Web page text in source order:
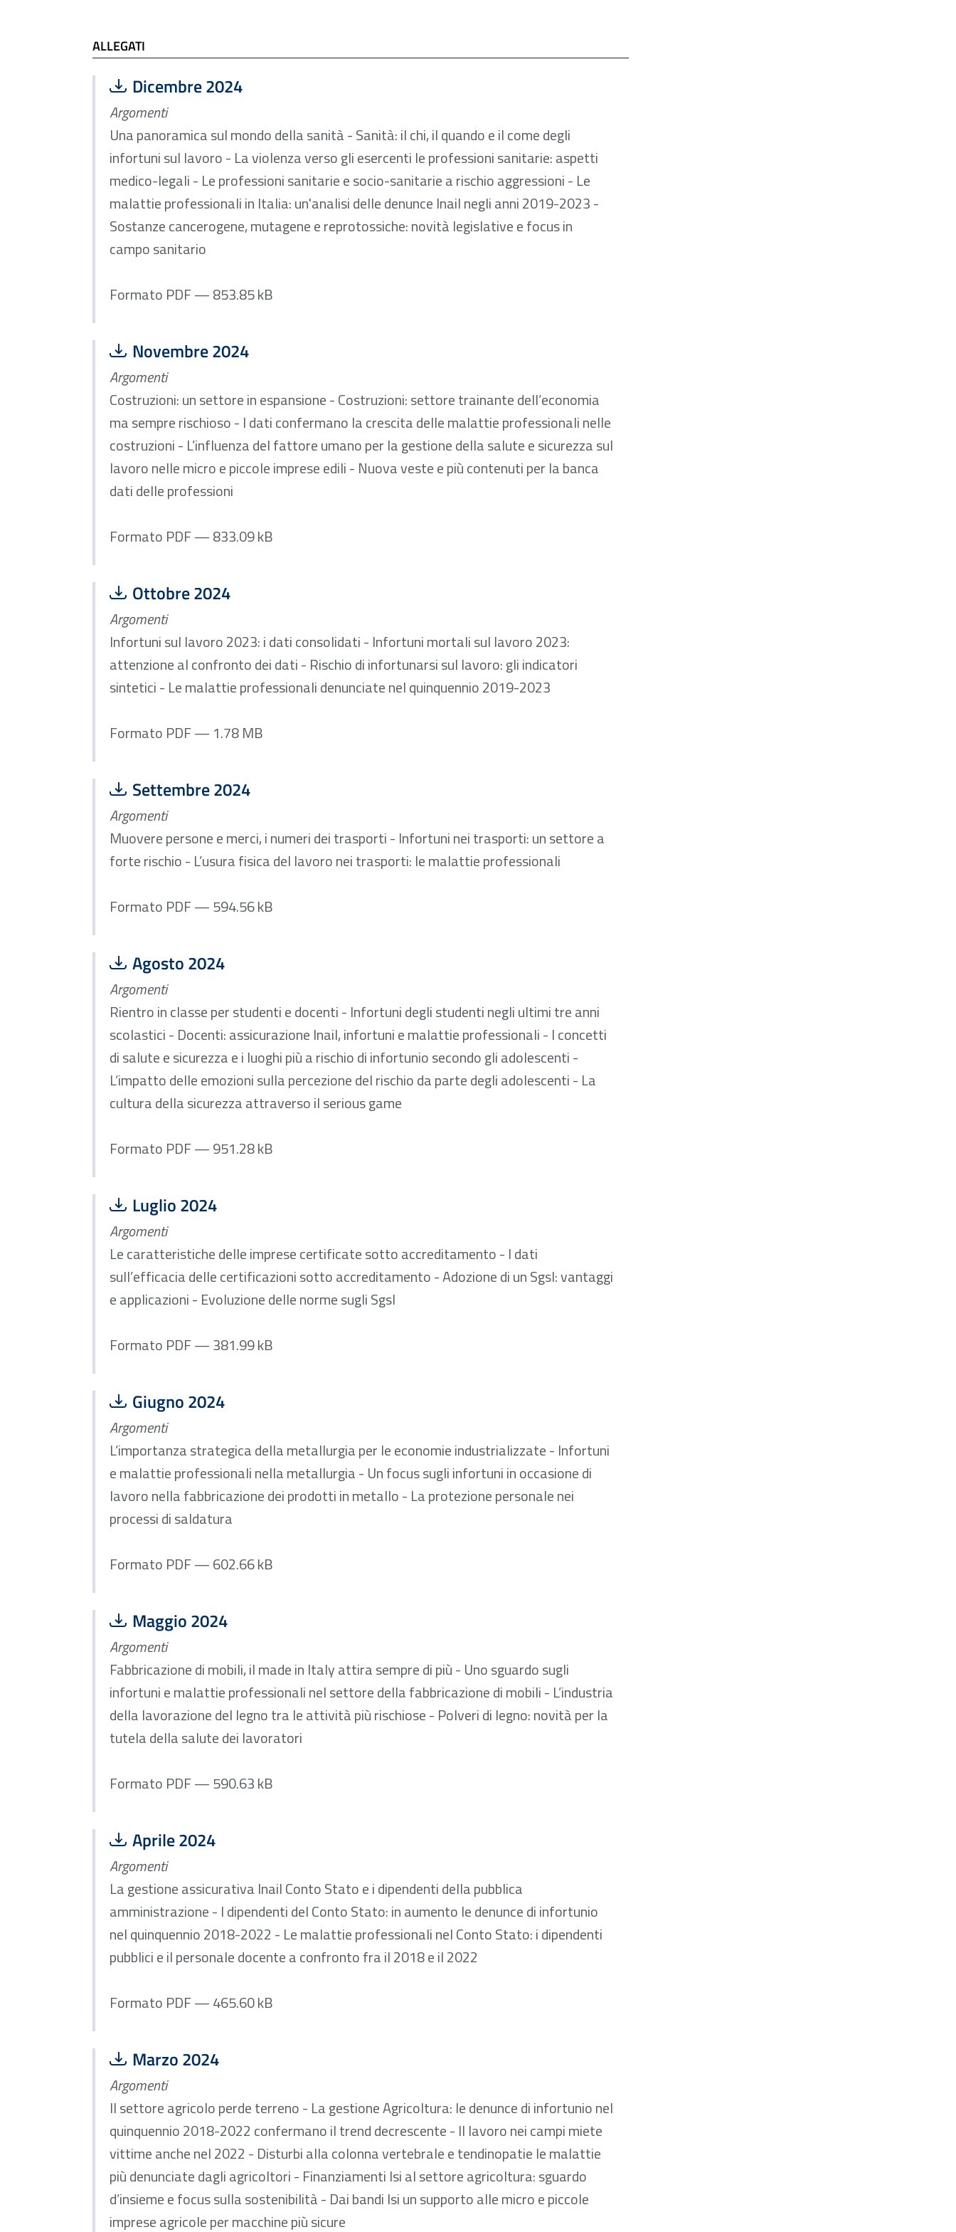
ALLEGATI
Scarica file:
Dicembre 2024
Formato PDF — Dimensione 853.85 kB
Argomenti
Una panoramica sul mondo della sanità - Sanità: il chi, il quando e il come degli
infortuni sul lavoro - La violenza verso gli esercenti le professioni sanitarie: aspetti
medico-legali - Le professioni sanitarie e socio-sanitarie a rischio aggressioni - Le
malattie professionali in Italia: un'analisi delle denunce Inail negli anni 2019-2023 -
Sostanze cancerogene, mutagene e reprotossiche: novità legislative e focus in
campo sanitario
Formato PDF — 853.85 kB
Scarica file:
Novembre 2024
Formato PDF — Dimensione 833.09 kB
Argomenti
Costruzioni: un settore in espansione - Costruzioni: settore trainante dell’economia
ma sempre rischioso - I dati confermano la crescita delle malattie professionali nelle
costruzioni - L’influenza del fattore umano per la gestione della salute e sicurezza sul
lavoro nelle micro e piccole imprese edili - Nuova veste e più contenuti per la banca
dati delle professioni
Formato PDF — 833.09 kB
Scarica file:
Ottobre 2024
Formato PDF — Dimensione 1.78 MB
Argomenti
Infortuni sul lavoro 2023: i dati consolidati - Infortuni mortali sul lavoro 2023:
attenzione al confronto dei dati - Rischio di infortunarsi sul lavoro: gli indicatori
sintetici - Le malattie professionali denunciate nel quinquennio 2019-2023
Formato PDF — 1.78 MB
Scarica file:
Settembre 2024
Formato PDF — Dimensione 594.56 kB
Argomenti
Muovere persone e merci, i numeri dei trasporti - Infortuni nei trasporti: un settore a
forte rischio - L’usura fisica del lavoro nei trasporti: le malattie professionali
Formato PDF — 594.56 kB
Scarica file:
Agosto 2024
Formato PDF — Dimensione 951.28 kB
Argomenti
Rientro in classe per studenti e docenti - Infortuni degli studenti negli ultimi tre anni
scolastici - Docenti: assicurazione Inail, infortuni e malattie professionali - I concetti
di salute e sicurezza e i luoghi più a rischio di infortunio secondo gli adolescenti -
L’impatto delle emozioni sulla percezione del rischio da parte degli adolescenti - La
cultura della sicurezza attraverso il serious game
Formato PDF — 951.28 kB
Scarica file:
Luglio 2024
Formato PDF — Dimensione 381.99 kB
Argomenti
Le caratteristiche delle imprese certificate sotto accreditamento - I dati
sull’efficacia delle certificazioni sotto accreditamento - Adozione di un Sgsl: vantaggi
e applicazioni - Evoluzione delle norme sugli Sgsl
Formato PDF — 381.99 kB
Scarica file:
Giugno 2024
Formato PDF — Dimensione 602.66 kB
Argomenti
L’importanza strategica della metallurgia per le economie industrializzate - Infortuni
e malattie professionali nella metallurgia - Un focus sugli infortuni in occasione di
lavoro nella fabbricazione dei prodotti in metallo - La protezione personale nei
processi di saldatura
Formato PDF — 602.66 kB
Scarica file:
Maggio 2024
Formato PDF — Dimensione 590.63 kB
Argomenti
Fabbricazione di mobili, il made in Italy attira sempre di più - Uno sguardo sugli
infortuni e malattie professionali nel settore della fabbricazione di mobili - L’industria
della lavorazione del legno tra le attività più rischiose - Polveri di legno: novità per la
tutela della salute dei lavoratori
Formato PDF — 590.63 kB
Scarica file:
Aprile 2024
Formato PDF — Dimensione 465.60 kB
Argomenti
La gestione assicurativa Inail Conto Stato e i dipendenti della pubblica
amministrazione - I dipendenti del Conto Stato: in aumento le denunce di infortunio
nel quinquennio 2018-2022 - Le malattie professionali nel Conto Stato: i dipendenti
pubblici e il personale docente a confronto fra il 2018 e il 2022
Formato PDF — 465.60 kB
Scarica file:
Marzo 2024
Formato PDF — Dimensione 1011.07 kB
Argomenti
Il settore agricolo perde terreno - La gestione Agricoltura: le denunce di infortunio nel
quinquennio 2018-2022 confermano il trend decrescente - Il lavoro nei campi miete
vittime anche nel 2022 - Disturbi alla colonna vertebrale e tendinopatie le malattie
più denunciate dagli agricoltori - Finanziamenti Isi al settore agricoltura: sguardo
d’insieme e focus sulla sostenibilità - Dai bandi Isi un supporto alle micro e piccole
imprese agricole per macchine più sicure